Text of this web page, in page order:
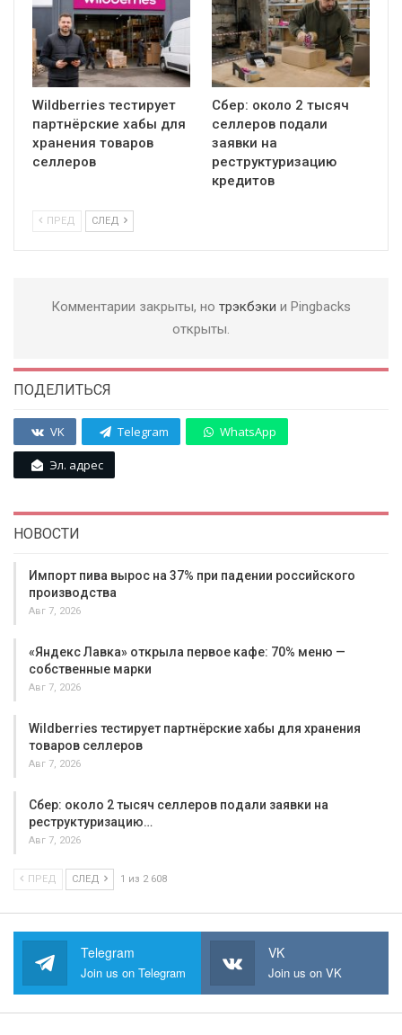
Wildberries тестирует
партнёрские хабы для
хранения товаров
селлеров
Сбер: около 2 тысяч
селлеров подали
заявки на
реструктуризацию
кредитов
ПРЕД СЛЕД
Комментарии закрыты, но трэкбэки и Pingbacks
открыты.
ПОДЕЛИТЬСЯ
VK Telegram WhatsApp
Эл. адрес
НОВОСТИ
Импорт пива вырос на 37% при падении российского
производства
Авг 7, 2026
«Яндекс Лавка» открыла первое кафе: 70% меню —
собственные марки
Авг 7, 2026
Wildberries тестирует партнёрские хабы для хранения
товаров селлеров
Авг 7, 2026
Сбер: около 2 тысяч селлеров подали заявки на
реструктуризацию…
Авг 7, 2026
ПРЕД СЛЕД 1 из 2 608
Telegram
Join us on Telegram
VK
Join us on VK